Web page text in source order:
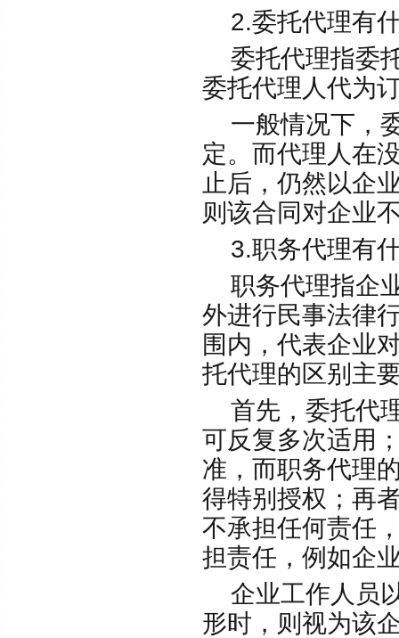
2.委托代理有
委托代理指委
委托代理人代为
一般情况下，
定。而代理人在
止后，仍然以企
则该合同对企业
3.职务代理有
职务代理指企
外进行民事法律
围内，代表企业
托代理的区别主
首先，委托代
可反复多次适用
准，而职务代理
得特别授权；再
不承担任何责任
担责任，例如企
企业工作人员
形时，则视为该